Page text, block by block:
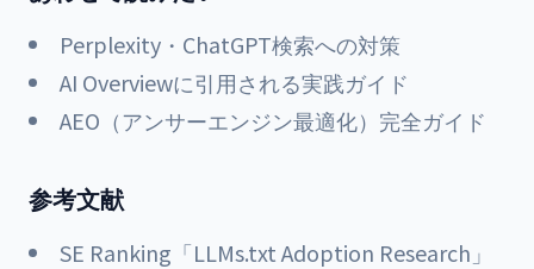
Perplexity・ChatGPT検索への対策
AI Overviewに引用される実践ガイド
AEO（アンサーエンジン最適化）完全ガイド
参考文献
SE Ranking「LLMs.txt Adoption Research」